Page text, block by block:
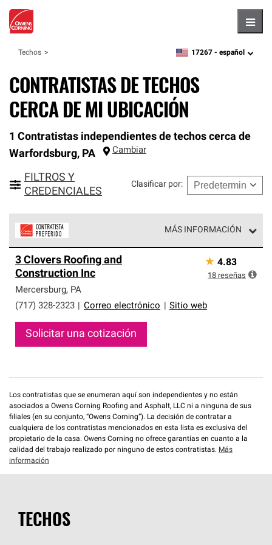
Techos zipcode,language
17267 - español
CONTRATISTAS DE TECHOS
CERCA DE MI UBICACIÓN
1 Contratistas independientes de techos cerca de
Warfordsburg, PA Cambiar
FILTROS Y
CREDENCIALES
Clasificar por:
MÁS INFORMACIÓN
parte de una red exclusiva de profesionales de techos
que cumplen con altos estándares y requisitos estrictos
de profesionalismo y confiabilidad.
3 Clovers Roofing and
Construction Inc
Mercersburg, PA
(717) 328-2323
Correo electrónico Sitio web
Solicitar una cotización
★ 4.83
18 reseñas
Los contratistas que se enumeran aquí son independientes y no están
asociados a Owens Corning Roofing and Asphalt, LLC ni a ninguna de sus
filiales (en su conjunto, “Owens Corning”). La decisión de contratar a
cualquiera de los contratistas mencionados en esta lista es exclusiva del
propietario de la casa. Owens Corning no ofrece garantías en cuanto a la
calidad del trabajo realizado por ninguno de estos contratistas. Más
información
TECHOS